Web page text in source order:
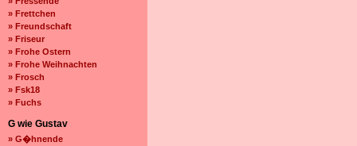
» Frettchen
» Freundschaft
» Friseur
» Frohe Ostern
» Frohe Weihnachten
» Frosch
» Fsk18
» Fuchs
G wie Gustav
» G�hnende